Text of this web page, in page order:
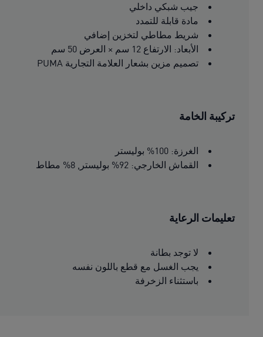
جيب شبكي داخلي
مادة قابلة للتمدد
شريط مطاطي لتخزين إضافي
الأبعاد: الارتفاع 12 سم × العرض 50 سم
تصميم مزين بشعار العلامة التجارية PUMA
تركيبة الخامة
الغرزة: 100% بوليستر
القماش الخارجي: 92% بوليستر, 8% مطاط
تعليمات الرعاية
لا توجد بطانة
يجب الغسل مع قطع باللون نفسه
باستثناء الزخرفة